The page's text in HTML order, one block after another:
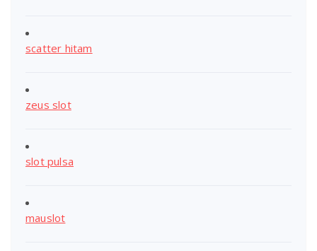
scatter hitam
zeus slot
slot pulsa
mauslot